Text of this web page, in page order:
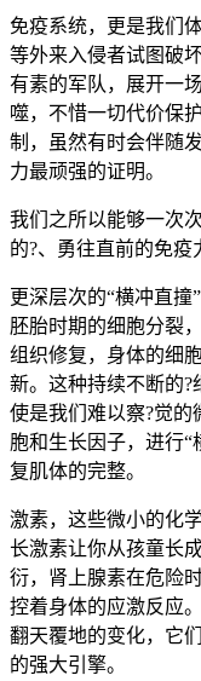
免疫系统，更是我们
等外来入侵者试图破
有素的军队，展开一
噬，不惜一切代价保
制，虽然有时会伴随
力最顽强的证明。
我们之所以能够一次
的?、勇往直前的免疫
更深层次的“横冲直
胚胎时期的细胞分裂
组织修复，身体的细
新。这种持续不断的
使是我们难以察?觉的
胞和生长因子，进行
复肌体的完整。
激素，这些微小的化
长激素让你从孩童长
衍，肾上腺素在危险
控着身体的应激反应
翻天覆地的变化，它
的强大引擎。